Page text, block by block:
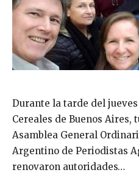
Durante la tarde del jueves
Cereales de Buenos
Asamblea General
Argentino de Periodistas
renovaron autoridades…